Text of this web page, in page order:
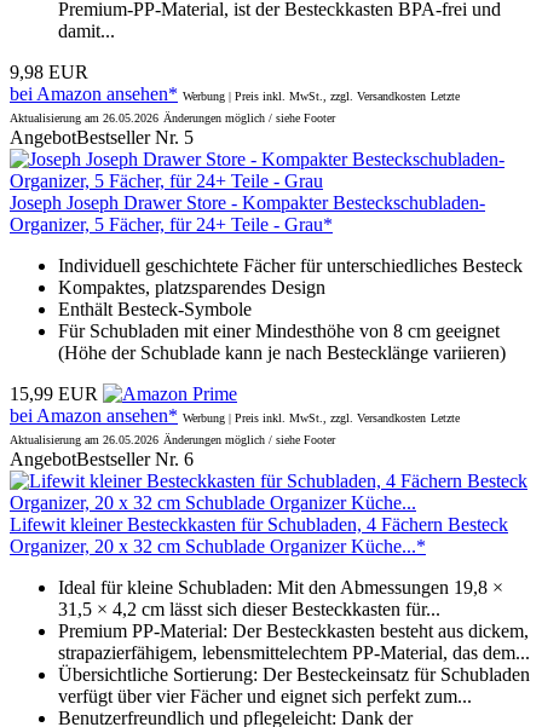
Premium-PP-Material, ist der Besteckkasten BPA-frei und
damit...
9,98 EUR
bei Amazon ansehen* Werbung | Preis inkl. MwSt., zzgl. Versandkosten Letzte
Aktualisierung am 26.05.2026 Änderungen möglich / siehe Footer
AngebotBestseller Nr. 5
Joseph Joseph Drawer Store - Kompakter Besteckschubladen-
Organizer, 5 Fächer, für 24+ Teile - Grau*
Individuell geschichtete Fächer für unterschiedliches Besteck
Kompaktes, platzsparendes Design
Enthält Besteck-Symbole
Für Schubladen mit einer Mindesthöhe von 8 cm geeignet
(Höhe der Schublade kann je nach Bestecklänge variieren)
15,99 EUR
bei Amazon ansehen* Werbung | Preis inkl. MwSt., zzgl. Versandkosten Letzte
Aktualisierung am 26.05.2026 Änderungen möglich / siehe Footer
AngebotBestseller Nr. 6
Lifewit kleiner Besteckkasten für Schubladen, 4 Fächern Besteck
Organizer, 20 x 32 cm Schublade Organizer Küche...*
Ideal für kleine Schubladen: Mit den Abmessungen 19,8 ×
31,5 × 4,2 cm lässt sich dieser Besteckkasten für...
Premium PP-Material: Der Besteckkasten besteht aus dickem,
strapazierfähigem, lebensmittelechtem PP-Material, das dem...
Übersichtliche Sortierung: Der Besteckeinsatz für Schubladen
verfügt über vier Fächer und eignet sich perfekt zum...
Benutzerfreundlich und pflegeleicht: Dank der